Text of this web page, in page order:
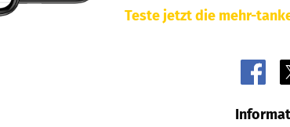
Teste jetzt die mehr-